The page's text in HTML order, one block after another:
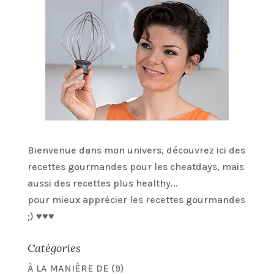
Bienvenue dans mon univers, découvrez ici des
recettes gourmandes pour les cheatdays, mais
aussi des recettes plus healthy...
pour mieux apprécier les recettes gourmandes
;) ♥♥♥
Catégories
À LA MANIÈRE DE (9)